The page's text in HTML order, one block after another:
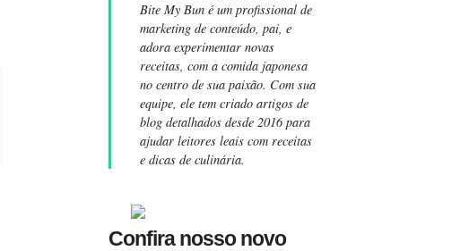
Bite My Bun é um profissional de
marketing de conteúdo, pai, e
adora experimentar novas
receitas, com a comida japonesa
no centro de sua paixão. Com sua
equipe, ele tem criado artigos de
blog detalhados desde 2016 para
ajudar leitores leais com receitas
e dicas de culinária.
Confira nosso novo